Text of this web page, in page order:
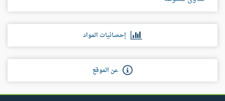
إحصائيات المواد
عن الموقع